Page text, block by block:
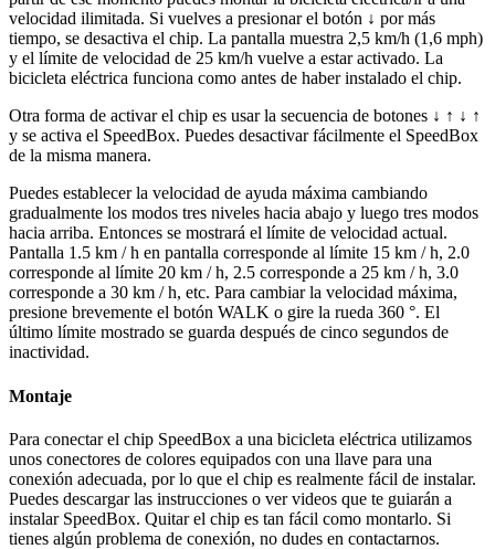
velocidad ilimitada. Si vuelves a presionar el botón ↓ por más
tiempo, se desactiva el chip. La pantalla muestra 2,5 km/h (1,6 mph)
y el límite de velocidad de 25 km/h vuelve a estar activado. La
bicicleta eléctrica funciona como antes de haber instalado el chip.
Otra forma de activar el chip es usar la secuencia de botones ↓ ↑ ↓ ↑
y se activa el SpeedBox. Puedes desactivar fácilmente el SpeedBox
de la misma manera.
Puedes establecer la velocidad de ayuda máxima cambiando
gradualmente los modos tres niveles hacia abajo y luego tres modos
hacia arriba. Entonces se mostrará el límite de velocidad actual.
Pantalla 1.5 km / h en pantalla corresponde al límite 15 km / h, 2.0
corresponde al límite 20 km / h, 2.5 corresponde a 25 km / h, 3.0
corresponde a 30 km / h, etc. Para cambiar la velocidad máxima,
presione brevemente el botón WALK o gire la rueda 360 °. El
último límite mostrado se guarda después de cinco segundos de
inactividad.
Montaje
Para conectar el chip SpeedBox a una bicicleta eléctrica utilizamos
unos conectores de colores equipados con una llave para una
conexión adecuada, por lo que el chip es realmente fácil de instalar.
Puedes descargar las instrucciones o ver videos que te guiarán a
instalar SpeedBox. Quitar el chip es tan fácil como montarlo. Si
tienes algún problema de conexión, no dudes en contactarnos.